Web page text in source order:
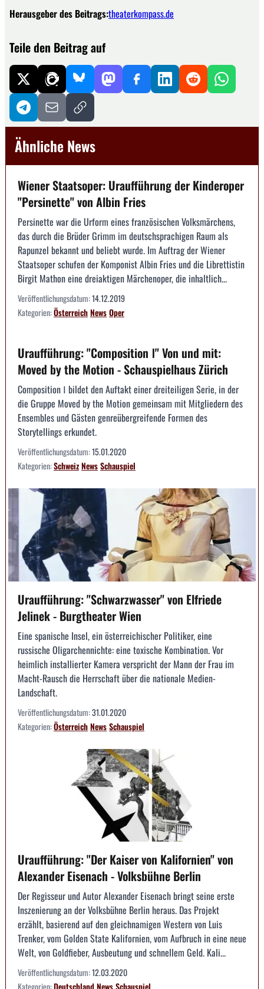
Herausgeber des Beitrags:theaterkompass.de
Teile den Beitrag auf
Ähnliche News
Wiener Staatsoper: Uraufführung der Kinderoper
"Persinette" von Albin Fries
Persinette war die Urform eines französischen Volksmärchens,
das durch die Brüder Grimm im deutschsprachigen Raum als
Rapunzel bekannt und beliebt wurde. Im Auftrag der Wiener
Staatsoper schufen der Komponist Albin Fries und die Librettistin
Birgit Mathon eine dreiaktigen Märchenoper, die inhaltlich...
Veröffentlichungsdatum:14.12.2019
Kategorien:ÖsterreichNewsOper
Uraufführung: "Composition Ⅰ" Von und mit:
Moved by the Motion - Schauspielhaus Zürich
Composition Ⅰ bildet den Auftakt einer dreiteiligen Serie, in der
die Gruppe Moved by the Motion gemeinsam mit Mitgliedern des
Ensembles und Gästen genreübergreifende Formen des
Storytellings erkundet.
Veröffentlichungsdatum:15.01.2020
Kategorien:SchweizNewsSchauspiel
Uraufführung: "Schwarzwasser" von Elfriede
Jelinek - Burgtheater Wien
Eine spanische Insel, ein österreichischer Politiker, eine
russische Oligarchennichte: eine toxische Kombination. Vor
heimlich installierter Kamera verspricht der Mann der Frau im
Macht-Rausch die Herrschaft über die nationale Medien-
Landschaft.
Veröffentlichungsdatum:31.01.2020
Kategorien:ÖsterreichNewsSchauspiel
Uraufführung: "Der Kaiser von Kalifornien" von
Alexander Eisenach - Volksbühne Berlin
Der Regisseur und Autor Alexander Eisenach bringt seine erste
Inszenierung an der Volksbühne Berlin heraus. Das Projekt
erzählt, basierend auf den gleichnamigen Western von Luis
Trenker, vom Golden State Kalifornien, vom Aufbruch in eine neue
Welt, von Goldfieber, Ausbeutung und schnellem Geld. Kali...
Veröffentlichungsdatum:12.03.2020
Kategorien:DeutschlandNewsSchauspiel